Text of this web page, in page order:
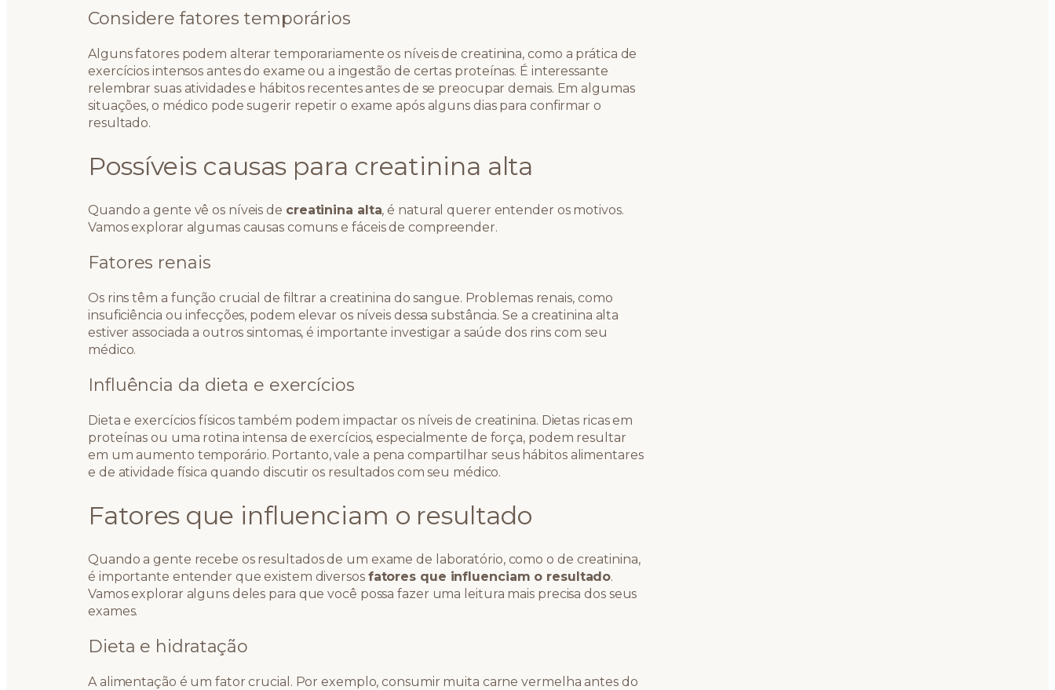
Considere fatores temporários
Alguns fatores podem alterar temporariamente os níveis de creatinina, como a prática de
exercícios intensos antes do exame ou a ingestão de certas proteínas. É interessante
relembrar suas atividades e hábitos recentes antes de se preocupar demais. Em algumas
situações, o médico pode sugerir repetir o exame após alguns dias para confirmar o
resultado.
Possíveis causas para creatinina alta
Quando a gente vê os níveis de creatinina alta, é natural querer entender os motivos.
Vamos explorar algumas causas comuns e fáceis de compreender.
Fatores renais
Os rins têm a função crucial de filtrar a creatinina do sangue. Problemas renais, como
insuficiência ou infecções, podem elevar os níveis dessa substância. Se a creatinina alta
estiver associada a outros sintomas, é importante investigar a saúde dos rins com seu
médico.
Influência da dieta e exercícios
Dieta e exercícios físicos também podem impactar os níveis de creatinina. Dietas ricas em
proteínas ou uma rotina intensa de exercícios, especialmente de força, podem resultar
em um aumento temporário. Portanto, vale a pena compartilhar seus hábitos alimentares
e de atividade física quando discutir os resultados com seu médico.
Fatores que influenciam o resultado
Quando a gente recebe os resultados de um exame de laboratório, como o de creatinina,
é importante entender que existem diversos fatores que influenciam o resultado.
Vamos explorar alguns deles para que você possa fazer uma leitura mais precisa dos seus
exames.
Dieta e hidratação
A alimentação é um fator crucial. Por exemplo, consumir muita carne vermelha antes do